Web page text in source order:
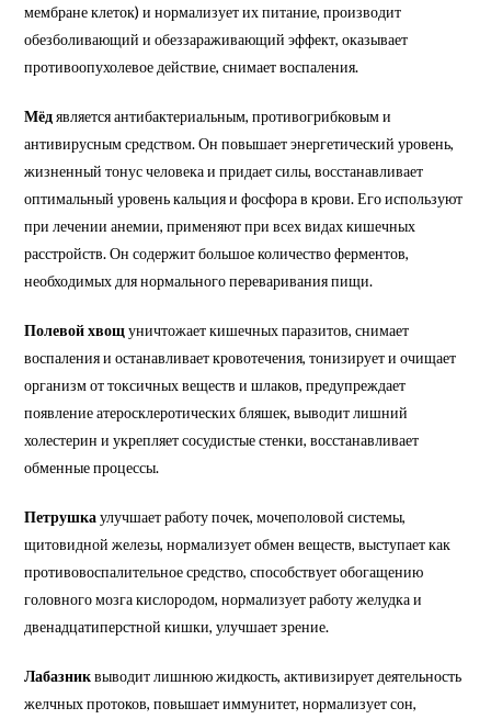
мембране клеток) и нормализует их питание, производит
обезболивающий и обеззараживающий эффект, оказывает
противоопухолевое действие, снимает воспаления.
Мёдявляется антибактериальным, противогрибковым и
антивирусным средством. Он повышает энергетический уровень,
жизненный тонус человека и придает силы, восстанавливает
оптимальный уровень кальция и фосфора в крови. Его используют
при лечении анемии, применяют при всех видах кишечных
расстройств. Он содержит большое количество ферментов,
необходимых для нормального переваривания пищи.
Полевой хвощуничтожает кишечных паразитов, снимает
воспаления и останавливает кровотечения, тонизирует и очищает
организм от токсичных веществ и шлаков, предупреждает
появление атеросклеротических бляшек, выводит лишний
холестерин и укрепляет сосудистые стенки, восстанавливает
обменные процессы.
Петрушкаулучшает работу почек, мочеполовой системы,
щитовидной железы, нормализует обмен веществ, выступает как
противовоспалительное средство, способствует обогащению
головного мозга кислородом, нормализует работу желудка и
двенадцатиперстной кишки, улучшает зрение.
Лабазниквыводит лишнюю жидкость, активизирует деятельность
желчных протоков, повышает иммунитет, нормализует сон,